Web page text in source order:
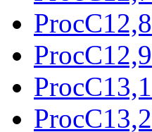
ProcC12,8
ProcC12,9
ProcC13,1
ProcC13,2